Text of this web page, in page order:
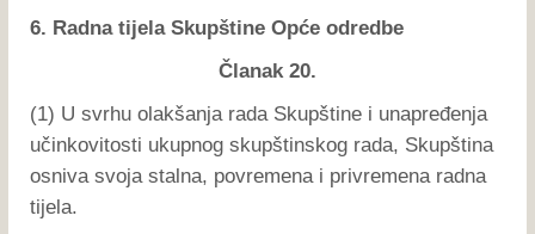
6. Radna tijela Skupštine Opće odredbe
Članak 20.
(1) U svrhu olakšanja rada Skupštine i unapređenja
učinkovitosti ukupnog skupštinskog rada, Skupština
osniva svoja stalna, povremena i privremena radna
tijela.